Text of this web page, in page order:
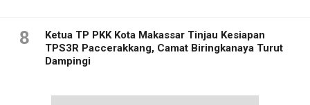
8
Ketua TP PKK Kota Makassar Tinjau Kesiapan
TPS3R Paccerakkang, Camat Biringkanaya Turut
Dampingi